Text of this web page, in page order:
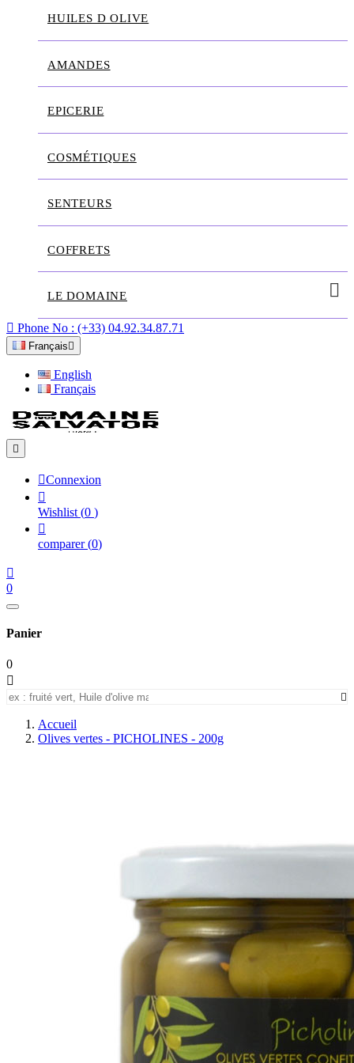
HUILES D OLIVE
AMANDES
EPICERIE
COSMÉTIQUES
SENTEURS
COFFRETS
LE DOMAINE
 Phone No : (+33) 04.92.34.87.71
Français 
English
Français

Connexion

Wishlist (0 )

comparer (0)

0
Panier
0


Accueil
Olives vertes - PICHOLINES - 200g